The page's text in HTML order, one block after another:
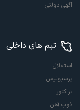
آگهی دولتی
تیم های داخلی
استقلال
پرسپولیس
تراکتور
ذوب آهن